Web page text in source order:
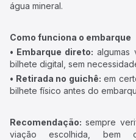
água mineral.
Como funciona o embarque
• Embarque direto: algumas
bilhete digital, sem
• Retirada no guichê: em
bilhete físico antes do
Recomendação: sempre
viação escolhida, bem